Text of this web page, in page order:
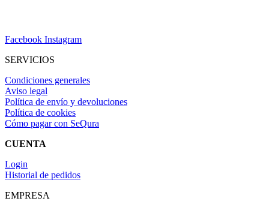
Facebook Instagram
SERVICIOS
Condiciones generales
Aviso legal
Política de envío y devoluciones
Política de cookies
Cómo pagar con SeQura
CUENTA
Login
Historial de pedidos
EMPRESA